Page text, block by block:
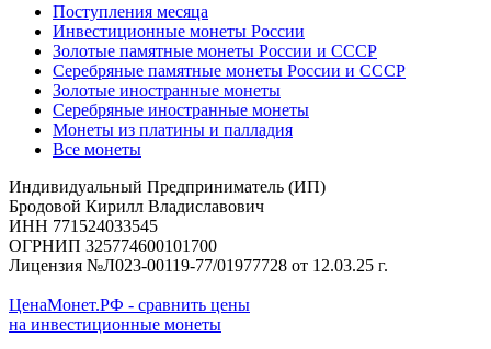
Поступления месяца
Инвестиционные монеты России
Золотые памятные монеты России и СССР
Серебряные памятные монеты России и СССР
Золотые иностранные монеты
Серебряные иностранные монеты
Монеты из платины и палладия
Все монеты
Индивидуальный Предприниматель (ИП)
Бродовой Кирилл Владиславович
ИНН 771524033545
ОГРНИП 325774600101700
Лицензия №Л023-00119-77/01977728 от 12.03.25 г.
ЦенаМонет.РФ - сравнить цены
на инвестиционные монеты